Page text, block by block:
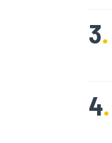
3.
4.